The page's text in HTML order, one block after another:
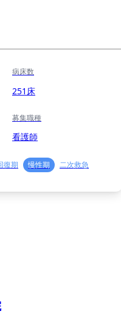
病床数
251床
募集職種
看護師
復期 慢性期
二次救急